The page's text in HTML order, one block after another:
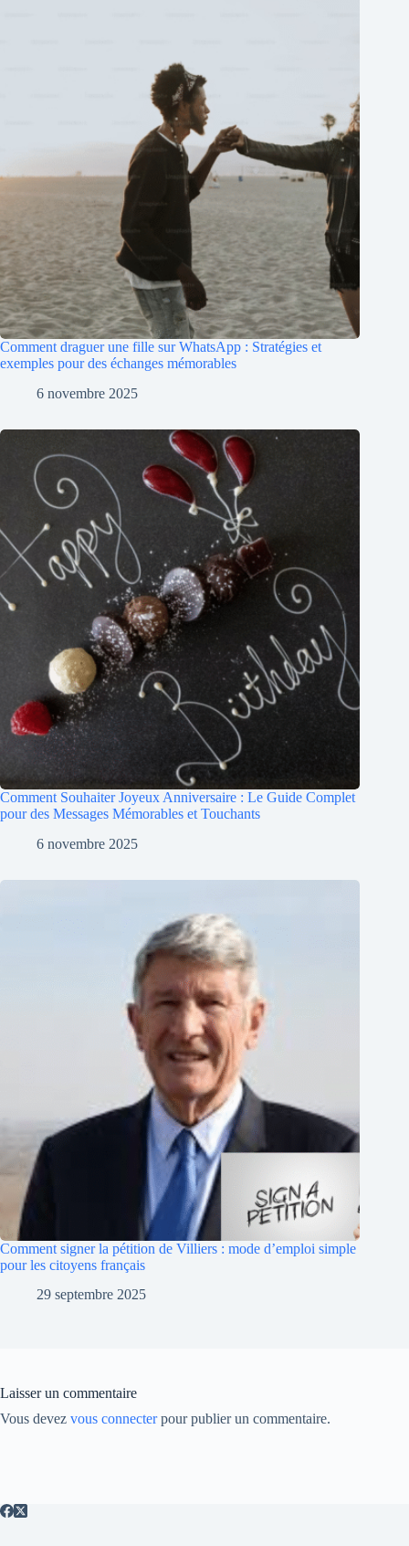
Comment draguer une fille sur WhatsApp : Stratégies et
exemples pour des échanges mémorables
6 novembre 2025
Comment Souhaiter Joyeux Anniversaire : Le Guide Complet
pour des Messages Mémorables et Touchants
6 novembre 2025
Comment signer la pétition de Villiers : mode d’emploi simple
pour les citoyens français
29 septembre 2025
Laisser un commentaire
Vous devez vous connecterpour publier un commentaire.